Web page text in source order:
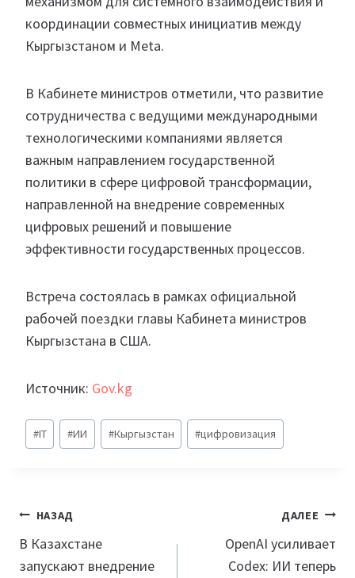
координации совместных инициатив между
Кыргызстаном и Meta.
В Кабинете министров отметили, что развитие
сотрудничества с ведущими международными
технологическими компаниями является
важным направлением государственной
политики в сфере цифровой трансформации,
направленной на внедрение современных
цифровых решений и повышение
эффективности государственных процессов.
Встреча состоялась в рамках официальной
рабочей поездки главы Кабинета министров
Кыргызстана в США.
Источник: Gov.kg
Метки
записи:
#IT #ИИ #Кыргызстан #цифровизация
Навигация
по
НАЗАД
В Казахстане
запускают внедрение
ДАЛЕЕ
OpenAI усиливает
Codex: ИИ теперь